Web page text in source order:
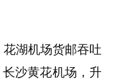
湖机场货邮吞吐
沙黄花机场，升